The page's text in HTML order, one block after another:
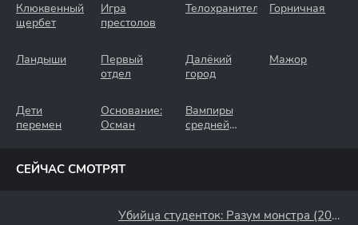
Клюквенный
щербет
Игра
престолов
Телохранители Горничная
Ландыши
Первый
отдел
Далёкий
город
Мажор
Дети
перемен
Основание:
Осман
Вампиры
средней
СЕЙЧАС СМОТРЯТ
Убийца студенток: Разум монстра (2021)